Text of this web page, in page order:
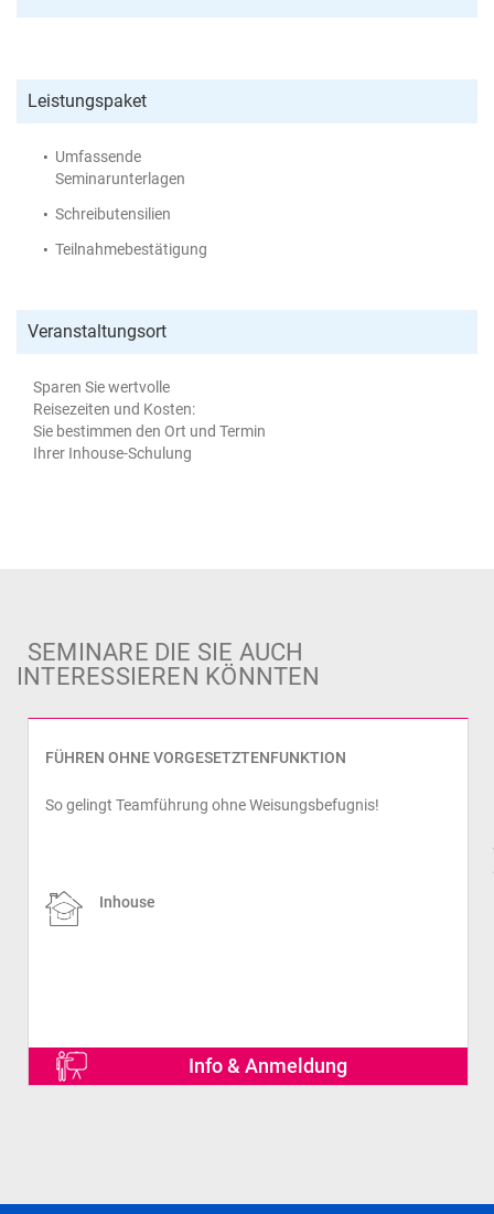
Leistungspaket
Umfassende
Seminarunterlagen
Schreibutensilien
Teilnahmebestätigung
Veranstaltungsort
Sparen Sie wertvolle
Reisezeiten und Kosten:
Sie bestimmen den Ort und Termin
Ihrer Inhouse-Schulung
SEMINARE DIE SIE AUCH
INTERESSIEREN KÖNNTEN
FÜHREN OHNE VORGESETZTENFUNKTION
So gelingt Teamführung ohne Weisungsbefugnis!
Inhouse
Info & Anmeldung